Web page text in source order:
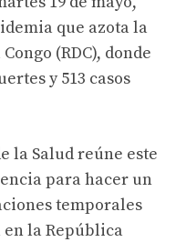
que azota la
(RDC), donde
y 513 casos
la Salud reúne este
para hacer un
temporales
la República